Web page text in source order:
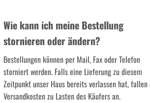
Wie kann ich meine Bestellung
stornieren oder ändern?
Bestellungen können per Mail, Fax oder Telefon
storniert werden. Falls eine Lieferung zu diesem
Zeitpunkt unser Haus bereits verlassen hat, fallen
Versandkosten zu Lasten des Käufers an.